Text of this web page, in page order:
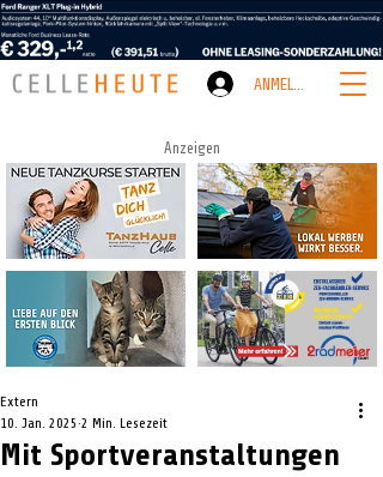
ANMELDEN
Anzeigen
Mit Sportveranstaltungen
Extern
10. Jan. 2025 2 Min. Lesezeit